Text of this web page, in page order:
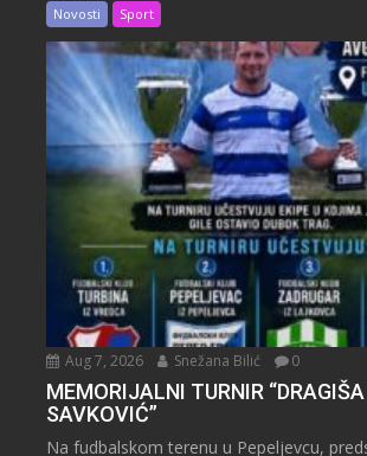
Novosti Sport
Aug 7, 2026 Snežana Bilić 0
MEMORIJALNI TURNIR
SAVKOVIĆ”
Na fudbalskom terenu u Pepeljevcu,